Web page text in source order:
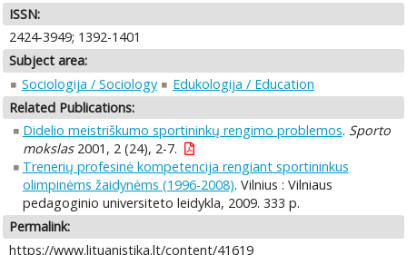
ISSN:
2424-3949; 1392-1401
Subject area:
Sociologija / Sociology
Edukologija / Education
Related Publications:
Didelio meistriškumo sportininkų rengimo problemos. Sporto
mokslas2001, 2 (24), 2-7.
Trenerių profesinė kompetencija rengiant sportininkus
olimpinėms žaidynėms (1996-2008). Vilnius : Vilniaus
pedagoginio universiteto leidykla, 2009. 333 p.
Permalink:
https://www.lituanistika.lt/content/41619